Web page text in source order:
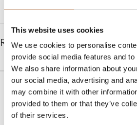
This website uses cookies
We use cookies to personalise
provide social media features and
We also share information about
our social media, advertising and
may combine it with other
provided to them or that they’ve
of their services.
RELATERADE PRODUKTER
Mobil cocktailbar
Art nr.4408
4.000